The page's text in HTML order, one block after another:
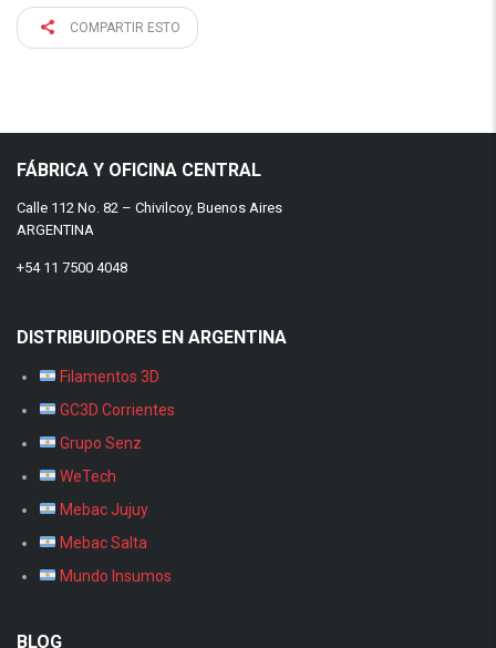
COMPARTIR ESTO
FÁBRICA Y OFICINA CENTRAL
Calle 112 No. 82 – Chivilcoy, Buenos Aires
ARGENTINA
+54 11 7500 4048
DISTRIBUIDORES EN ARGENTINA
Filamentos 3D
GC3D Corrientes
Grupo Senz
WeTech
Mebac Jujuy
Mebac Salta
Mundo Insumos
BLOG